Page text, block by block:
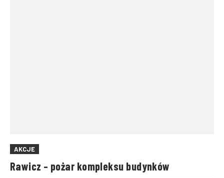
AKCJE
Rawicz – pożar kompleksu budynków